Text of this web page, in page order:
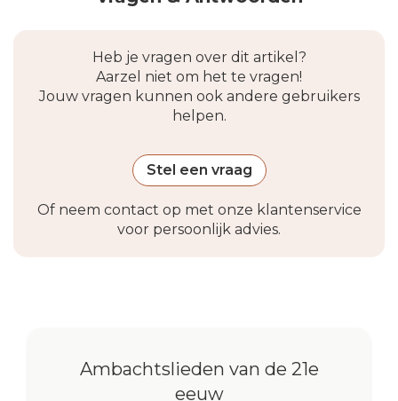
Heb je vragen over dit artikel?
Aarzel niet om het te vragen!
Jouw vragen kunnen ook andere gebruikers
helpen.
Stel een vraag
Of neem contact op met onze klantenservice
voor persoonlijk advies.
Ambachtslieden van de 21e
eeuw